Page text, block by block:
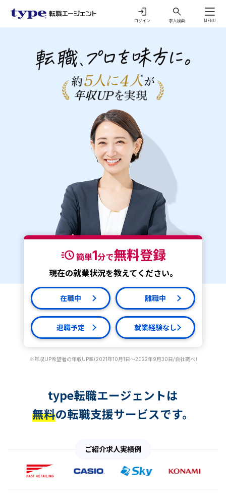
ログイン 求人検索 MENU
簡単1分で無料登録
現在の就業状況を教えてください。
在職中 離職中
退職予定 就業経験なし
※年収UP希望者の年収UP率(2021年10月1日～2022年9月30日/自社調べ)
type転職エージェントは
無料の転職支援サービスです。
ご紹介求人実績例